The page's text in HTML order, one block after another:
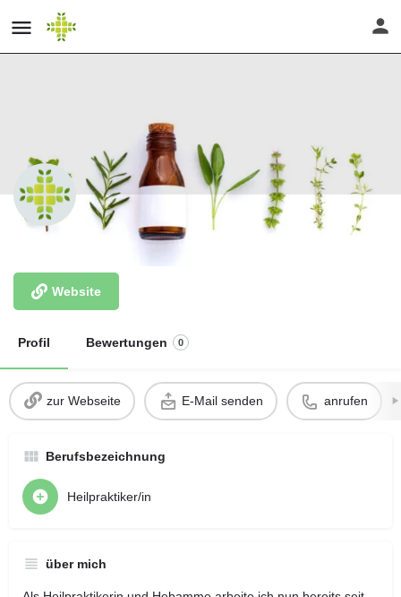
Heilpraktikerin Ellen Langstein
Website
Profil Bewertungen 0
zur Webseite E-Mail senden anrufen
Berufsbezeichnung
Heilpraktiker/in
über mich